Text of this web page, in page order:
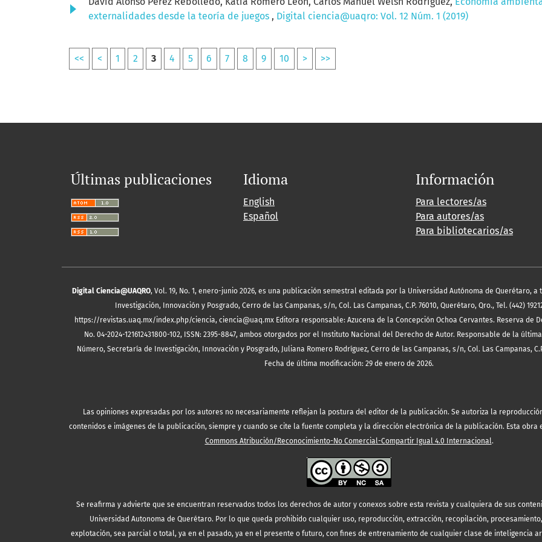
externalidades desde la teoría de juegos , Digital ciencia@uaqro: Vol. 12 Núm. 1 (2019)
<< < 1 2 3 4 5 6 7 8 9 10 > >>
Últimas publicaciones Idioma
English
Español
Información
Para lectores/as
Para autores/as
Para bibliotecarios/as
Digital Ciencia@UAQRO, Vol. 19, No. 1, enero-junio 2026, es una publicación semestral editada por la Universidad Autónoma de Querétaro,
Investigación, Innovación y Posgrado, Cerro de las Campanas, s/n, Col. Las Campanas, C.P. 76010, Querétaro, Qro., Tel. (442)
https://revistas.uaq.mx/index.php/ciencia, ciencia@uaq.mx Editora responsable: Azucena de la Concepción Ochoa Cervantes. Reserva de
No. 04-2024-121612431800-102, ISSN: 2395-8847, ambos otorgados por el Instituto Nacional del Derecho de Autor. Responsable de la
Número, Secretaría de Investigación, Innovación y Posgrado, Juliana Romero Rodríguez, Cerro de las Campanas, s/n, Col. Las Campanas,
Fecha de última modificación: 29 de enero de 2026.
Las opiniones expresadas por los autores no necesariamente reflejan la postura del editor de la publicación. Se autoriza la
contenidos e imágenes de la publicación, siempre y cuando se cite la fuente completa y la dirección electrónica de la publicación. Esta obra
Commons Atribución/Reconocimiento-No Comercial-Compartir Igual 4.0 Internacional.
Se reafirma y advierte que se encuentran reservados todos los derechos de autor y conexos sobre esta revista y cualquiera de sus
Universidad Autonoma de Querétaro. Por lo que queda prohibido cualquier uso, reproducción, extracción, recopilación,
explotación, sea parcial o total, ya en el pasado, ya en el presente o futuro, con fines de entrenamiento de cualquier clase de inteligencia